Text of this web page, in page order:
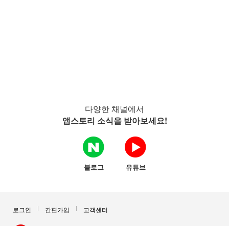
다양한 채널에서
앱스토리 소식을 받아보세요!
블로그 유튜브
로그인 간편가입 고객센터